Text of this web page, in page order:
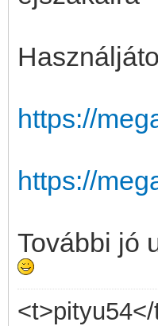
https://
https://
További jó